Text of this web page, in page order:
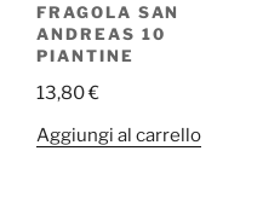
FRAGOLA SAN
ANDREAS 10
PIANTINE
13,80€
Aggiungi al carrello